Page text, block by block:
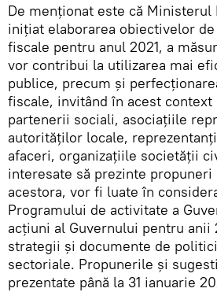
De menționat este că Ministerul
inițiat elaborarea obiectivelor
fiscale pentru anul 2021, a
vor contribui la utilizarea mai
publice, precum și
fiscale, invitând în acest
partenerii sociali, asociaţiile
autorităţilor locale,
afaceri, organizaţiile societăţii
interesate să prezinte propuneri
acestora, vor fi luate în
Programului de activitate a
acţiuni al Guvernului pentru anii
strategii şi documente de
sectoriale. Propunerile şi
prezentate până la 31 ianuarie